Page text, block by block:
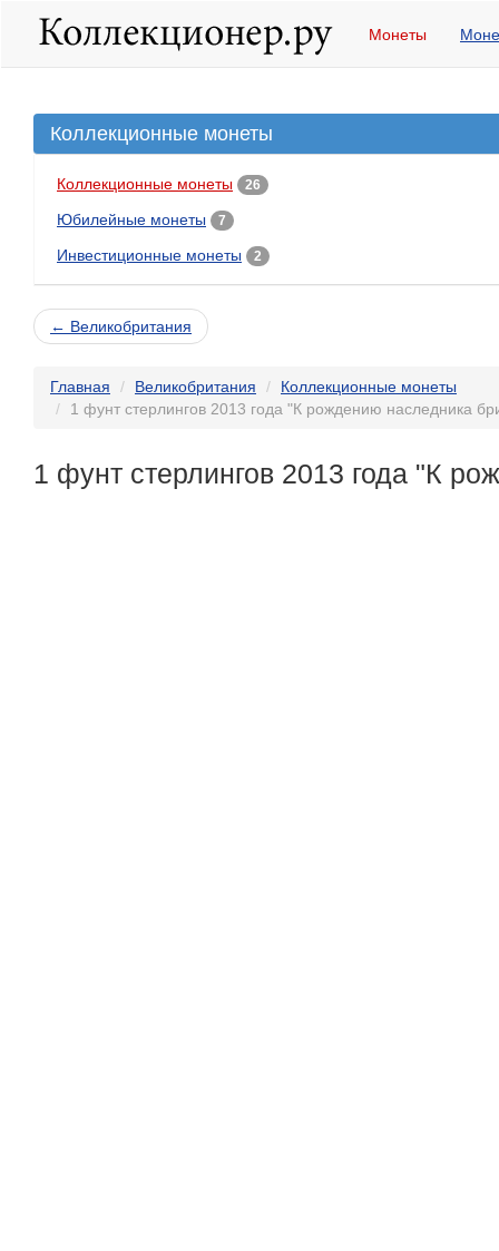
Монеты
Коллекционные монеты
Коллекционные монеты 26
Юбилейные монеты 7
Инвестиционные монеты 2
← Великобритания
Главная Великобритания
Коллекционные монеты
1 фунт стерлингов 2013 года "К рождению наследника
1 фунт стерлингов 2013 года "К